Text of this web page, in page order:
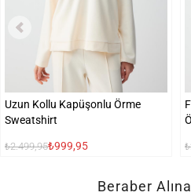
Uzun Kollu Kapüşonlu Örme
Sweatshirt
₺2.499,95₺999,95
Beraber